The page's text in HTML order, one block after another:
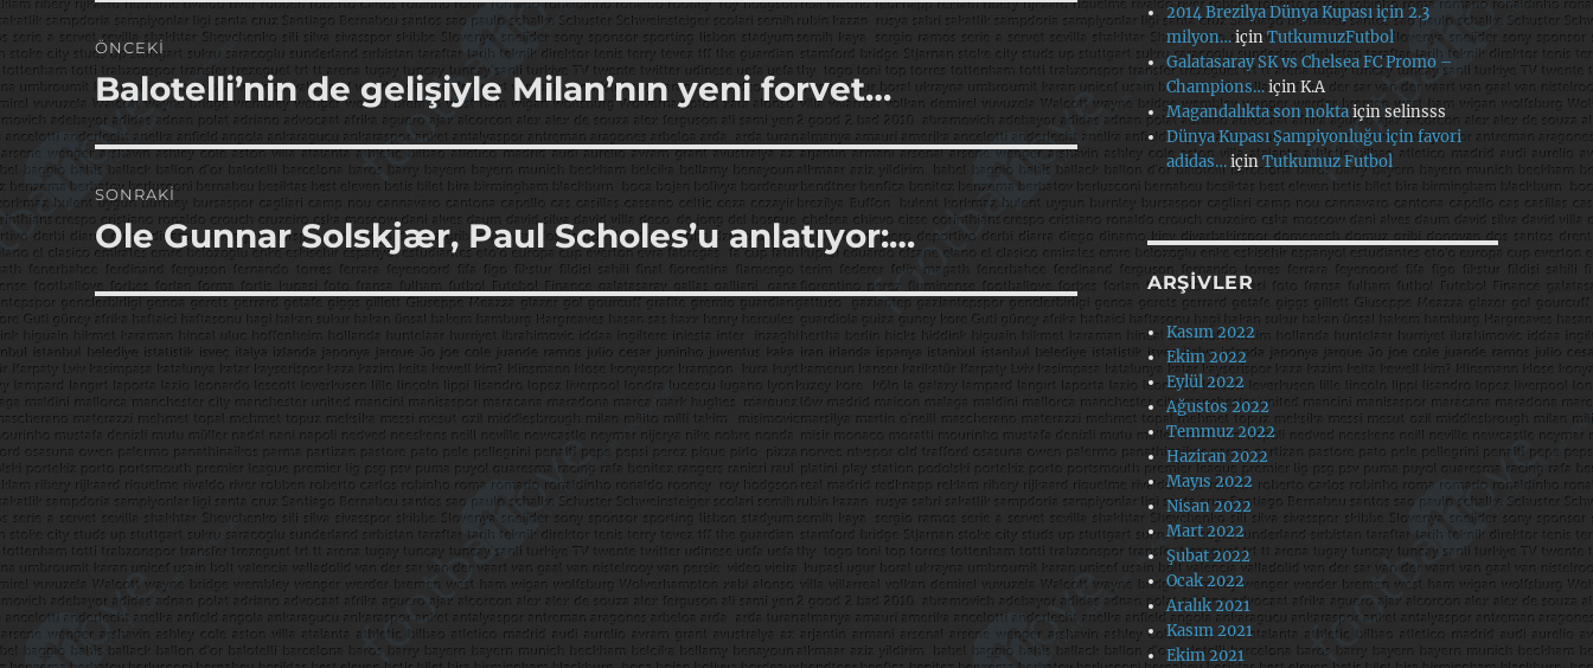
Yazı
gezinmesi
ÖNCEKI
Önceki
yazı:
Balotelli’nin de gelişiyle Milan’nın yeni forvet…
SONRAKI
Sonraki
yazı:
Ole Gunnar Solskjær, Paul Scholes’u anlatıyor:…
2014 Brezilya Dünya Kupası için 2.3
milyon…içinTutkumuzFutbol
Galatasaray SK vs Chelsea FC Promo –
Champions…içinK.A
Magandalıkta son noktaiçinselinsss
Dünya Kupası Şampiyonluğu için favori
adidas…içinTutkumuz Futbol
ARŞIVLER
Kasım 2022
Ekim 2022
Eylül 2022
Ağustos 2022
Temmuz 2022
Haziran 2022
Mayıs 2022
Nisan 2022
Mart 2022
Şubat 2022
Ocak 2022
Aralık 2021
Kasım 2021
Ekim 2021